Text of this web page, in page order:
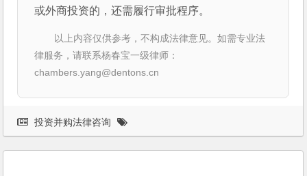
或外商投资的，还需履行审批程序。
以上内容仅供参考，不构成法律意见。如需专业法
律服务，请联系杨春宝一级律师：
chambers.yang@dentons.cn
投资并购法律咨询